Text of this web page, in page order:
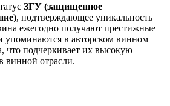
ЗГУ (защищенное
, подтверждающее уникальность
ежегодно получают престижные
упоминаются в авторском винном
что подчеркивает их высокую
винной отрасли.